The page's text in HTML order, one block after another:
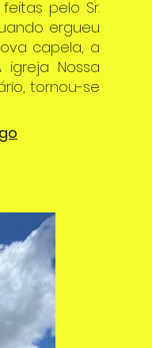
pelo Sr.
ergueu
capela, a
Nossa
tornou-se